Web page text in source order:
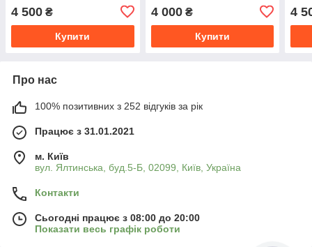
4 500 ₴
Купити
4 000₴
Купити
4
Про нас
100% позитивних з 252 відгуків за рік
Працює з 31.01.2021
м. Київ
вул. Ялтинська, буд.5-Б, 02099, Київ, Україна
Контакти
Сьогодні працює з 08:00 до 20:00
Показати весь графік роботи